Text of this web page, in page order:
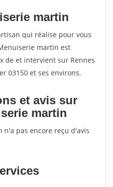
martin
qui réalise pour vous
martin est
de et intervient sur Rennes
03150 et ses environs.
et avis sur
martin
pas encore reçu d'avis